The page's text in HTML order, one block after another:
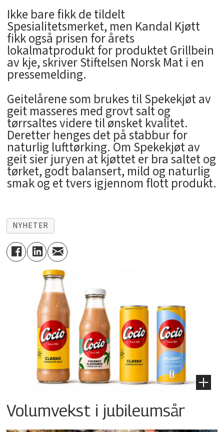
Ikke bare fikk de tildelt
Spesialitetsmerket, men Kandal Kjøtt
fikk også prisen for årets
lokalmatprodukt for produktet Grillbein
av kje, skriver Stiftelsen Norsk Mat i en
pressemelding.
Geitelårene som brukes til Spekekjøt av
geit masseres med grovt salt og
tørrsaltes videre til ønsket kvalitet.
Deretter henges det på stabbur for
naturlig lufttørking. Om Spekekjøt av
geit sier juryen at kjøttet er bra saltet og
tørket, godt balansert, mild og naturlig
smak og et tvers igjennom flott produkt.
NYHETER
Volumvekst i jubileumsår